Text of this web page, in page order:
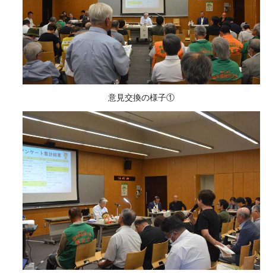
意見交換の様子①